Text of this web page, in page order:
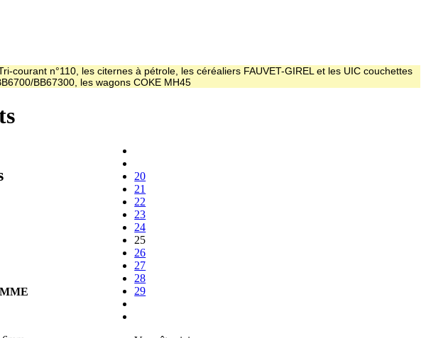
courant n°110, les citernes à pétrole, les céréaliers FAUVET-GIREL et les UIC couchettes
BB67300, les wagons COKE MH45
20
21
22
23
24
25
26
27
28
29